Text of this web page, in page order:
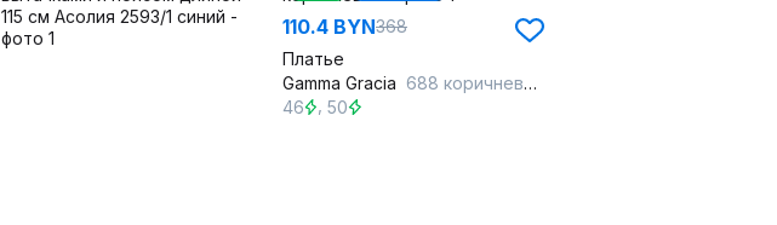
110.4 BYN368
Платье
Gamma Gracia 688 коричневый
46
,50